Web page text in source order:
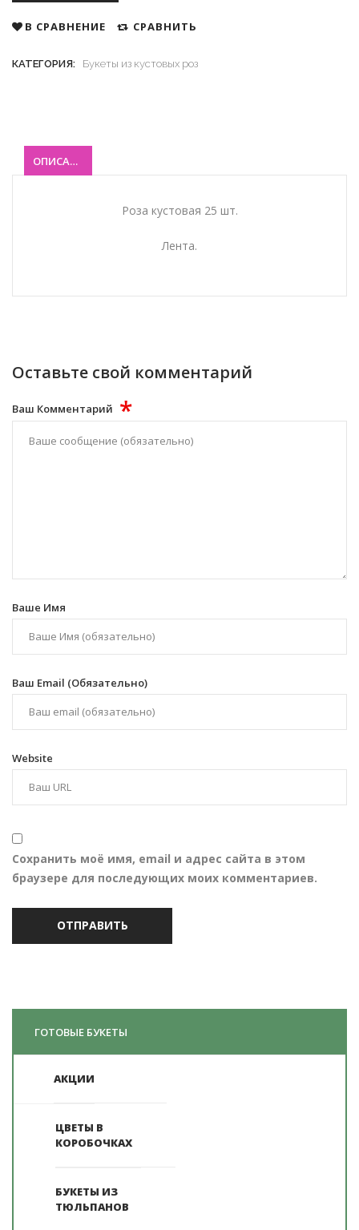
В СРАВНЕНИЕ СРАВНИТЬ
КАТЕГОРИЯ: Букеты из кустовых роз
ОПИСАНИЕ
Роза кустовая 25 шт.
Лента.
Оставьте свой комментарий
Ваш Комментарий *
Ваше Имя
Ваш Email (обязательно)
Website
Сохранить моё имя, email и адрес сайта в этом
браузере для последующих моих комментариев.
ГОТОВЫЕ БУКЕТЫ
АКЦИИ
ЦВЕТЫ В
КОРОБОЧКАХ
БУКЕТЫ ИЗ
ТЮЛЬПАНОВ